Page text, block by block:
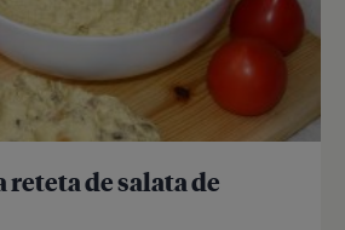
reteta de salata de